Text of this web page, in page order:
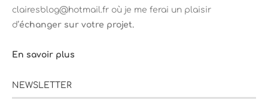
clairesblog@hotmail.fr où je me ferai un plaisir
d’échanger sur votre projet.
En savoir plus
NEWSLETTER